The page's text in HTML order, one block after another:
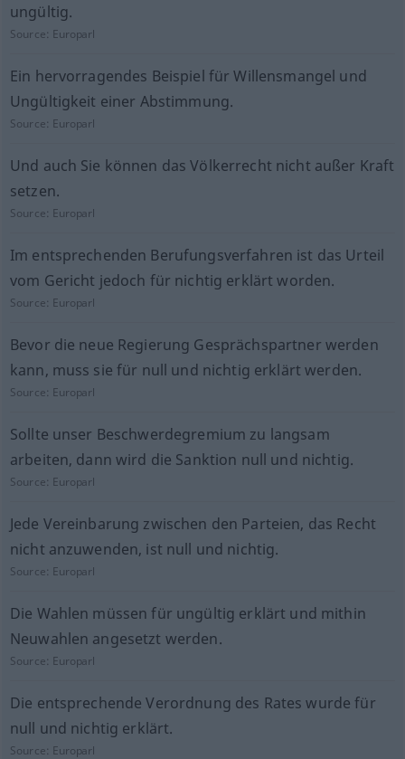
ungültig.
Source: Europarl
Ein hervorragendes Beispiel für Willensmangel und
Ungültigkeit einer Abstimmung.
Source: Europarl
Und auch Sie können das Völkerrecht nicht außer Kraft
setzen.
Source: Europarl
Im entsprechenden Berufungsverfahren ist das Urteil
vom Gericht jedoch für nichtig erklärt worden.
Source: Europarl
Bevor die neue Regierung Gesprächspartner werden
kann, muss sie für null und nichtig erklärt werden.
Source: Europarl
Sollte unser Beschwerdegremium zu langsam
arbeiten, dann wird die Sanktion null und nichtig.
Source: Europarl
Jede Vereinbarung zwischen den Parteien, das Recht
nicht anzuwenden, ist null und nichtig.
Source: Europarl
Die Wahlen müssen für ungültig erklärt und mithin
Neuwahlen angesetzt werden.
Source: Europarl
Die entsprechende Verordnung des Rates wurde für
null und nichtig erklärt.
Source: Europarl